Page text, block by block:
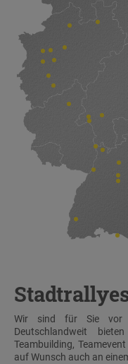
Wir sind für Sie vor
Deutschlandweit
Teambuilding,
auf Wunsch auch an